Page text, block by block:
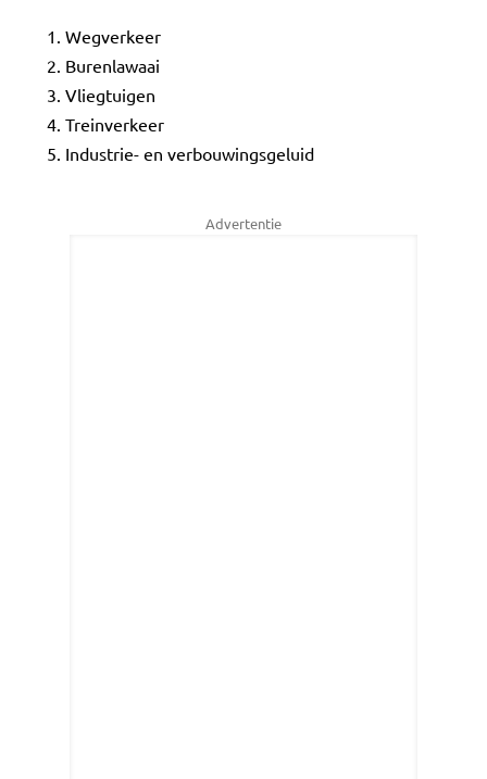
Wegverkeer
Burenlawaai
Vliegtuigen
Treinverkeer
Industrie- en verbouwingsgeluid
Advertentie